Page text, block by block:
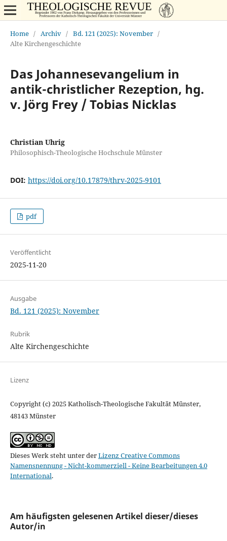
Home / Archiv / Bd. 121 (2025): November /
Alte Kirchengeschichte
Das Johannesevangelium in
antik-christlicher Rezeption, hg.
v. Jörg Frey / Tobias Nicklas
Christian Uhrig
Philosophisch-Theologische Hochschule Münster
DOI: https://doi.org/10.17879/thrv-2025-9101
pdf
Veröffentlicht
2025-11-20
Ausgabe
Bd. 121 (2025): November
Rubrik
Alte Kirchengeschichte
Lizenz
Copyright (c) 2025 Katholisch-Theologische Fakultät Münster,
48143 Münster
Dieses Werk steht unter derLizenz Creative Commons
Namensnennung - Nicht-kommerziell - Keine Bearbeitungen 4.0
International.
Am häufigsten gelesenen Artikel dieser/dieses
Autor/in